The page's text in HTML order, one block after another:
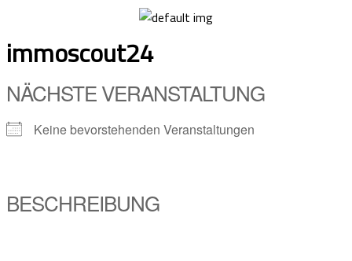
content
immoscout24
NÄCHSTE VERANSTALTUNG
Keine bevorstehenden Veranstaltungen
BESCHREIBUNG